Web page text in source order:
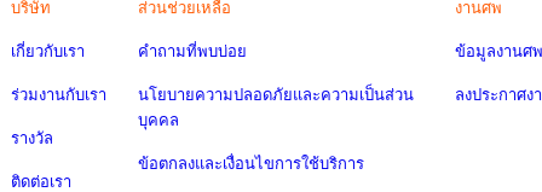
บริษัท
เกี่ยวกับเรา
ร่วมงานกับเรา
รางวัล
ติดต่อเรา
ส่วนช่วยเหลือ
คำถามที่พบบ่อย
นโยบายความปลอดภัยและความเป็นส่วน
บุคคล
ข้อตกลงและเงื่อนไขการใช้บริการ
งานศพ
ข้อมูลงานศพ
ลงประกาศง